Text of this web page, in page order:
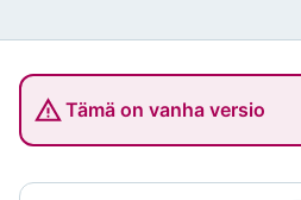
Tämä on vanha versio